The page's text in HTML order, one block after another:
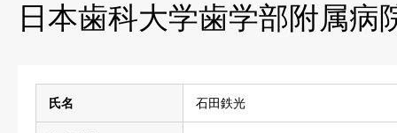
日本歯科大学歯学部附属病
氏名 石田鉄光